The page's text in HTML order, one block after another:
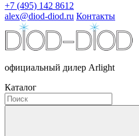
+7 (495) 142 8612
alex@diod-diod.ru Контакты
официальный дилер Arlight
Каталог